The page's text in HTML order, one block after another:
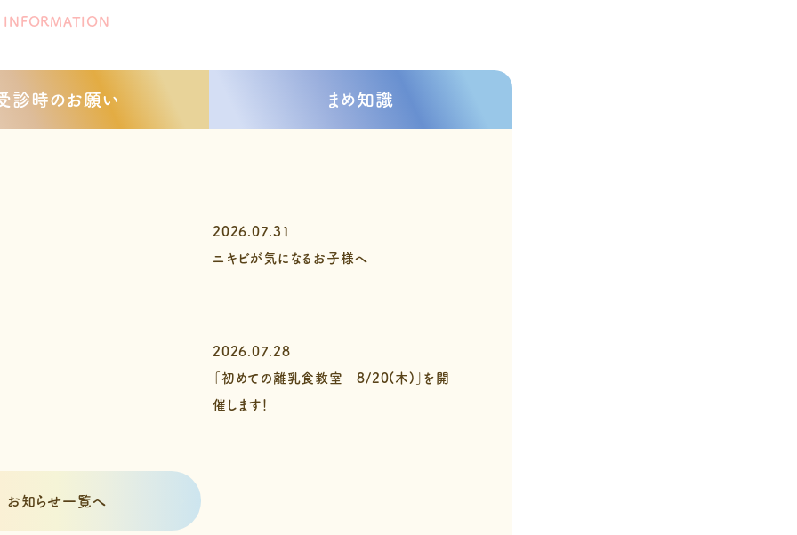
INFORMATION
診時のお願い まめ知識
2026.07.31
ニキビが気になるお子様へ
2026.07.28
「初めての離乳食教室 8/20(木)」を開
催します！
お知らせ一覧へ